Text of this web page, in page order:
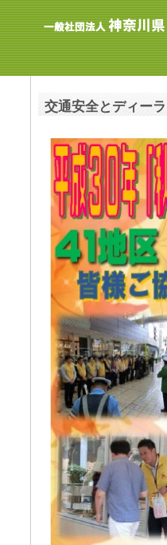
交通安全とディー